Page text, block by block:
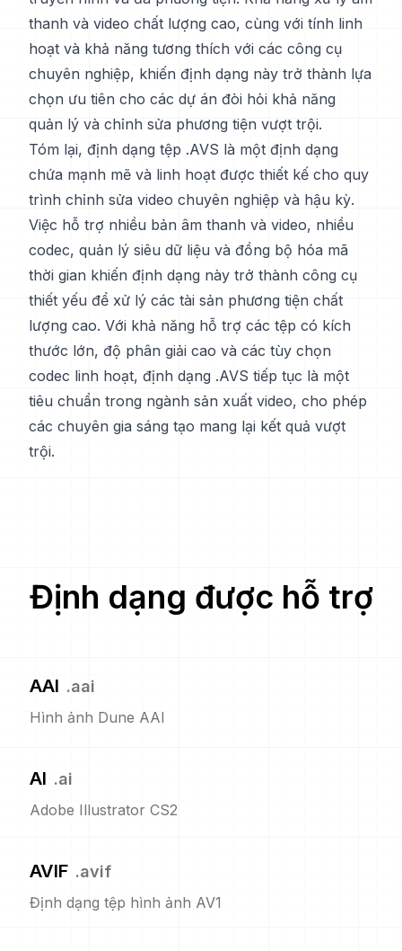
thanh và video chất lượng cao, cùng với tính linh
hoạt và khả năng tương thích với các công cụ
chuyên nghiệp, khiến định dạng này trở thành lựa
chọn ưu tiên cho các dự án đòi hỏi khả năng
quản lý và chỉnh sửa phương tiện vượt trội.
Tóm lại, định dạng tệp .AVS là một định dạng
chứa mạnh mẽ và linh hoạt được thiết kế cho quy
trình chỉnh sửa video chuyên nghiệp và hậu kỳ.
Việc hỗ trợ nhiều bản âm thanh và video, nhiều
codec, quản lý siêu dữ liệu và đồng bộ hóa mã
thời gian khiến định dạng này trở thành công cụ
thiết yếu để xử lý các tài sản phương tiện chất
lượng cao. Với khả năng hỗ trợ các tệp có kích
thước lớn, độ phân giải cao và các tùy chọn
codec linh hoạt, định dạng .AVS tiếp tục là một
tiêu chuẩn trong ngành sản xuất video, cho phép
các chuyên gia sáng tạo mang lại kết quả vượt
trội.
Định dạng được hỗ trợ
AAI .aai
Hình ảnh Dune AAI
AI .ai
Adobe Illustrator CS2
AVIF .avif
Định dạng tệp hình ảnh AV1